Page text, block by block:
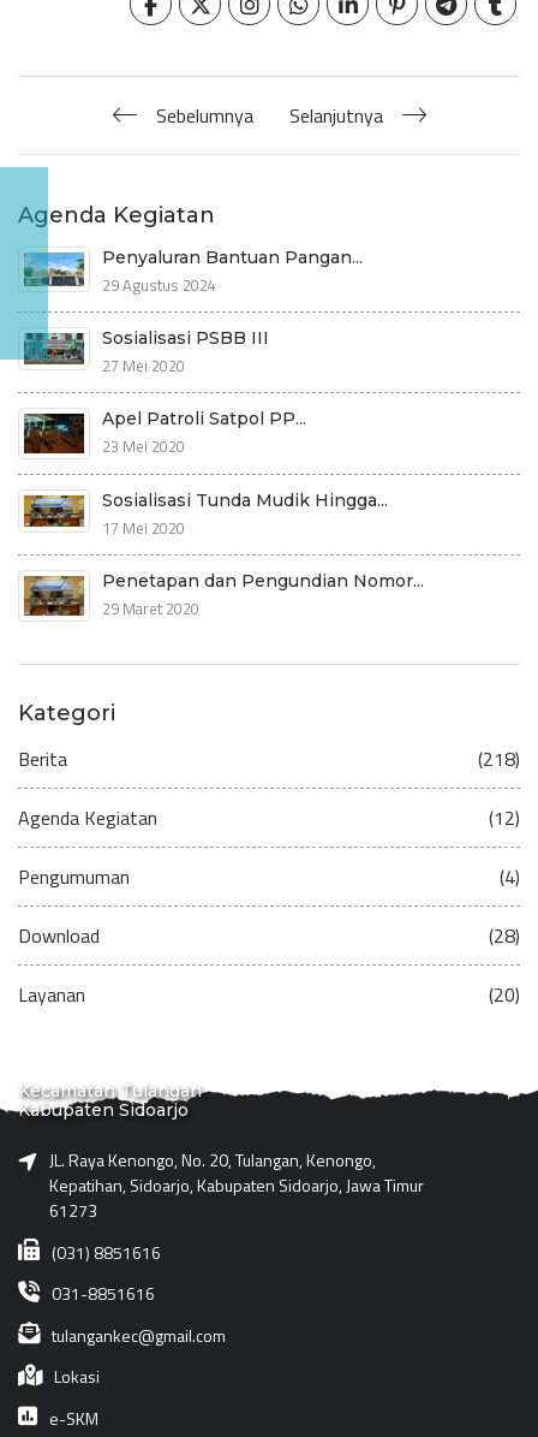
Sebelumnya Selanjutnya
Agenda Kegiatan
Penyaluran Bantuan Pangan...
29 Agustus 2024
Sosialisasi PSBB III
27 Mei 2020
Apel Patroli Satpol PP...
23 Mei 2020
Sosialisasi Tunda Mudik Hingga...
17 Mei 2020
Penetapan dan Pengundian Nomor...
29 Maret 2020
Kategori
Berita (218)
Agenda Kegiatan (12)
Pengumuman (4)
Download (28)
Layanan (20)
Kecamatan Tulangan
Kabupaten Sidoarjo
JL. Raya Kenongo, No. 20, Tulangan, Kenongo,
Kepatihan, Sidoarjo, Kabupaten Sidoarjo, Jawa Timur
61273
(031) 8851616
031-8851616
tulangankec@gmail.com
Lokasi
e-SKM